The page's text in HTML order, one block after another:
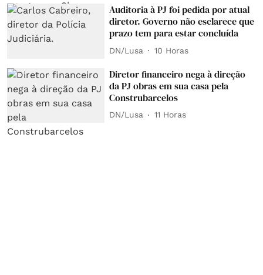
Auditoria à PJ foi pedida por atual
diretor. Governo não esclarece que
prazo tem para estar concluída
DN/Lusa 10 Horas
Diretor financeiro nega à direção
da PJ obras em sua casa pela
Construbarcelos
DN/Lusa 11 Horas